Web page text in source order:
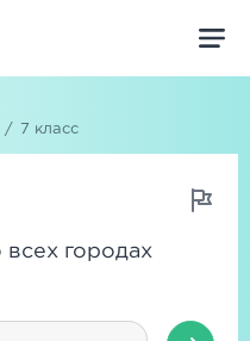
/ 7 класс
городах